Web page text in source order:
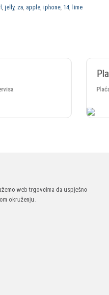
, jelly, za, apple, iphone, 14, lime
Crypto valuta
web trgovcima da uspješno
okruženju.